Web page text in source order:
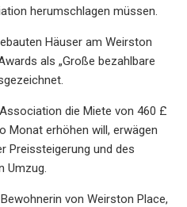
herumschlagen müssen.
Häuser am Weirston
als „Große bezahlbare
die Miete von 460 £
Monat erhöhen will, erwägen
Preissteigerung und des
Umzug.
von Weirston Place,